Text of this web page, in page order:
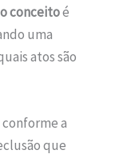
conceitoé
uma
atos são
a
que